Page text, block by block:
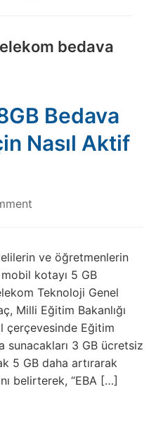
bedava
Bedava
Nasıl Aktif
ve öğretmenlerin
kotayı 5 GB
Teknoloji Genel
Milli Eğitim Bakanlığı
çerçevesinde Eğitim
sunacakları 3 GB ücretsiz
5 GB daha artırarak
belirterek, “EBA […]